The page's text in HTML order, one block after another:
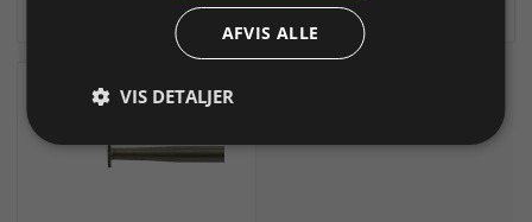
Læg i kurv Info
RABAT
AFVIS ALLE
VIS DETALJER